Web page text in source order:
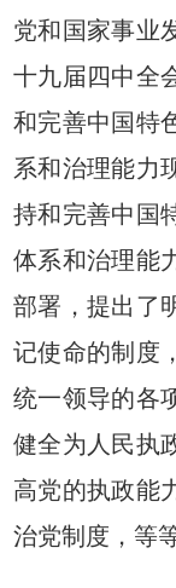
党和国家事业
十九届四中全
和完善中国特
系和治理能力
持和完善中国
体系和治理能
部署，提出了
记使命的制度
统一领导的各
健全为人民执
高党的执政能
治党制度，等等